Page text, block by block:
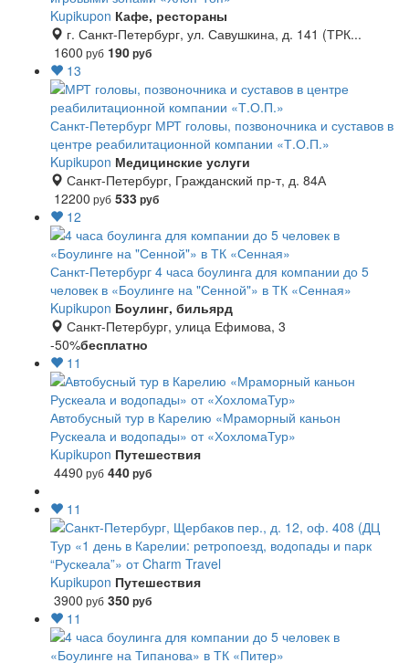
Kupikupon Кафе, рестораны
г. Санкт-Петербург, ул. Савушкина, д. 141 (ТРК...
1600 руб 190руб
13
Санкт-Петербург МРТ головы, позвоночника и суставов в
центре реабилитационной компании «Т.О.П.»
Kupikupon Медицинские услуги
Санкт-Петербург, Гражданский пр-т, д. 84А
12200 руб 533руб
12
Санкт-Петербург 4 часа боулинга для компании до 5
человек в «Боулинге на "Сенной"» в ТК «Сенная»
Kupikupon Боулинг, бильярд
Санкт-Петербург, улица Ефимова, 3
-50%бесплатно
11
Автобусный тур в Карелию «Мраморный каньон
Рускеала и водопады» от «ХохломаТур»
Kupikupon Путешествия
4490 руб 440руб
11
Тур «1 день в Карелии: ретропоезд, водопады и парк
“Рускеала”» от Charm Travel
Kupikupon Путешествия
3900 руб 350руб
11